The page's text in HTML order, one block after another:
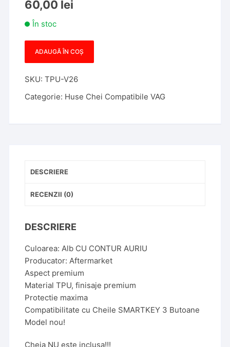
60,00 lei
În stoc
Cantitate
Cheie
Auto
ARTEON,
Alb
Auriu
ADAUGĂ ÎN COȘ
SKU:TPU-V26
Categorie: Huse Chei Compatibile VAG
DESCRIERE
RECENZII (0)
DESCRIERE
Culoarea: Alb CU CONTUR AURIU
Producator: Aftermarket
Aspect premium
Material TPU, finisaje premium
Protectie maxima
Compatibilitate cu Cheile SMARTKEY 3 Butoane
Model nou!
Cheia NU este inclusa!!!